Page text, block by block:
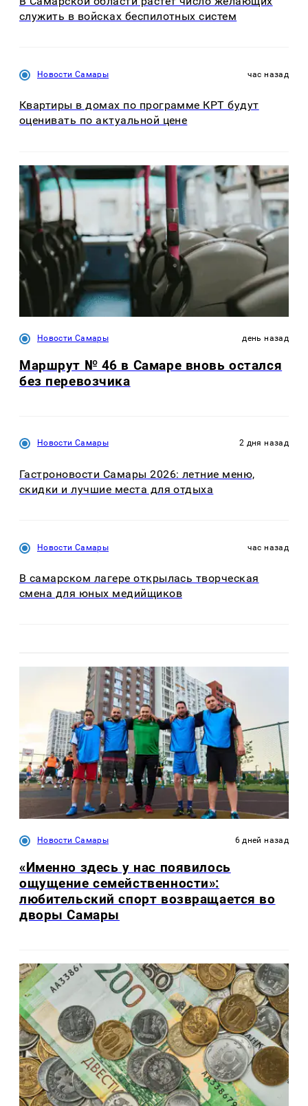
служить в войсках беспилотных систем
Новости Самары час назад
Квартиры в домах по программе КРТ будут
оценивать по актуальной цене
Новости Самары день назад
Маршрут № 46 в Самаре вновь остался
без перевозчика
Новости Самары 2 дня назад
Гастроновости Самары 2026: летние меню,
скидки и лучшие места для отдыха
Новости Самары час назад
В самарском лагере открылась творческая
смена для юных медийщиков
Новости Самары 6 дней назад
«Именно здесь у нас появилось
ощущение семейственности»:
любительский спорт возвращается во
дворы Самары